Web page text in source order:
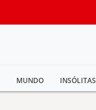
MUNDO INSÓLITAS